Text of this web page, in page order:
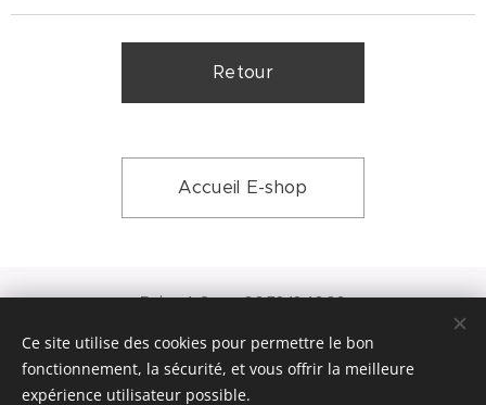
Retour
Accueil E-shop
Relax A Sens: 06.72.12.46.30
Optimisé parWebnode Cookies
Ce site utilise des cookies pour permettre le bon
fonctionnement, la sécurité, et vous offrir la meilleure
expérience utilisateur possible.